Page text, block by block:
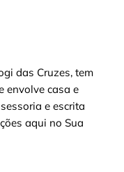
das Cruzes, tem
envolve casa e
e escrita
aqui no Sua